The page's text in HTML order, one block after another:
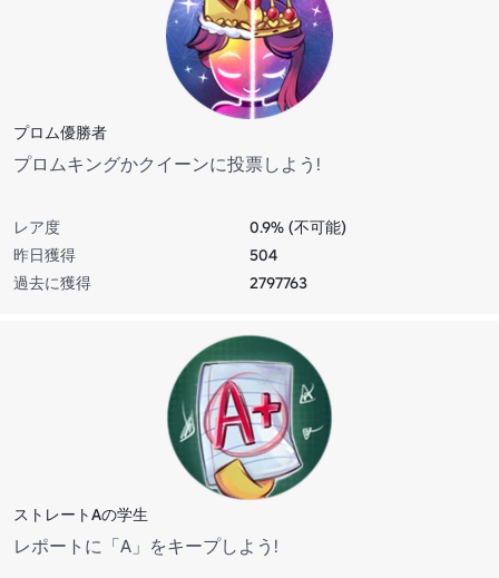
プロム優勝者
プロムキングかクイーンに投票しよう!
レア度
0.9% (不可能)
昨日獲得
504
過去に獲得
2797763
ストレートAの学生
レポートに「A」をキープしよう!